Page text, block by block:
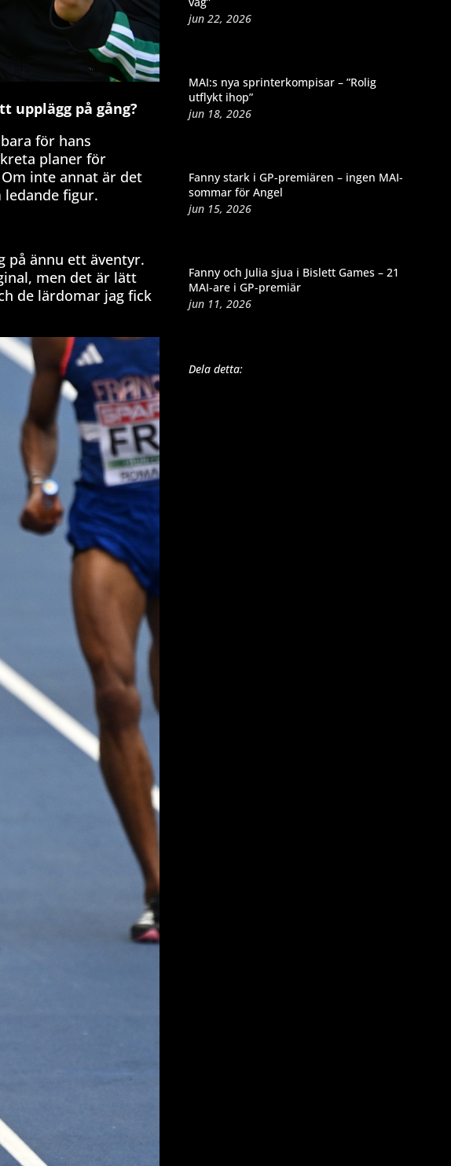
upplägg på gång?
för hans
planer för
inte annat är det
figur.
på ännu ett äventyr.
men det är lätt
de lärdomar jag fick
jun 22, 2026
MAI:s nya sprinterkompisar – ”Rolig
utflykt ihop”
jun 18, 2026
Fanny stark i GP-premiären – ingen MAI-
sommar för Angel
jun 15, 2026
Fanny och Julia sjua i Bislett Games – 21
MAI-are i GP-premiär
jun 11, 2026
Dela detta: